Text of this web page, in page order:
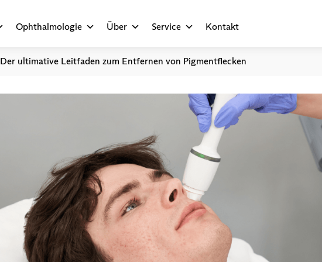
Ophthalmologie Über Service Kontakt
Der ultimative Leitfaden zum Entfernen von Pigmentflecken